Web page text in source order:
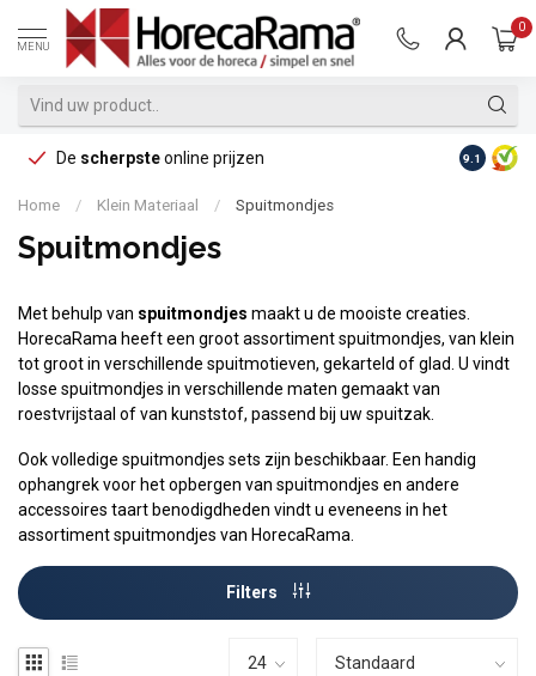
MENU
0
De scherpsteonline prijzen Op
9.1
Home / Klein Materiaal / Spuitmondjes
Spuitmondjes
Met behulp van spuitmondjes maakt u de mooiste creaties.
HorecaRama heeft een groot assortiment spuitmondjes, van klein
tot groot in verschillende spuitmotieven, gekarteld of glad. U vindt
losse spuitmondjes in verschillende maten gemaakt van
roestvrijstaal of van kunststof, passend bij uw spuitzak.
Ook volledige spuitmondjes sets zijn beschikbaar. Een handig
ophangrek voor het opbergen van spuitmondjes en andere
accessoires taart benodigdheden vindt u eveneens in het
assortiment spuitmondjes van HorecaRama.
Filters